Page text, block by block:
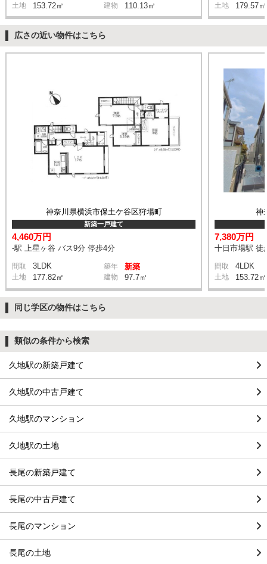
土地 153.72㎡ 建物 110.13㎡ 土地 179.57㎡
広さの近い物件はこちら
神奈川県横浜市保土ケ谷区狩場町
新築一戸建て
4,460万円
-駅 上星ヶ谷 バス9分 停歩4分
間取 3LDK 築年 新築
土地 177.82㎡ 建物 97.7㎡
神
7,380万円
十日市場駅 徒
間取 4LDK
土地 153.72㎡
同じ学区の物件はこちら
類似の条件から検索
久地駅の新築戸建て
久地駅の中古戸建て
久地駅のマンション
久地駅の土地
長尾の新築戸建て
長尾の中古戸建て
長尾のマンション
長尾の土地